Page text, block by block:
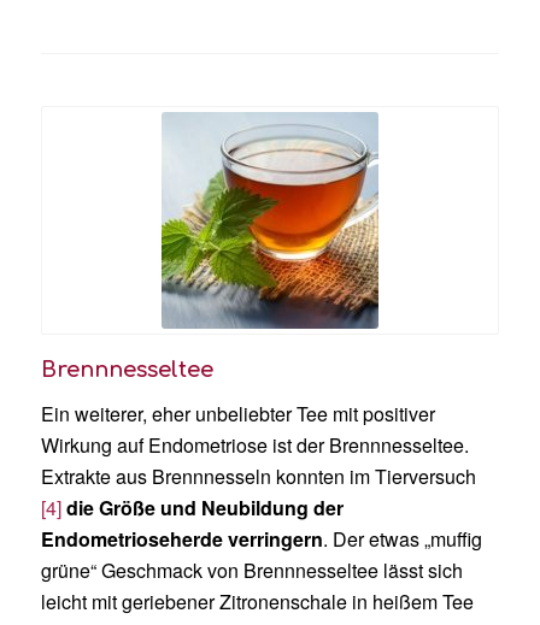
Brennnesseltee
Ein weiterer, eher unbeliebter Tee mit positiver
Wirkung auf Endometriose ist der Brennnesseltee.
Extrakte aus Brennnesseln konnten im Tierversuch
[4]die Größe und Neubildung der
Endometrioseherde verringern. Der etwas „muffig
grüne“ Geschmack von Brennnesseltee lässt sich
leicht mit geriebener Zitronenschale in heißem Tee